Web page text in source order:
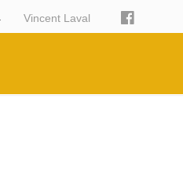
Vincent Laval